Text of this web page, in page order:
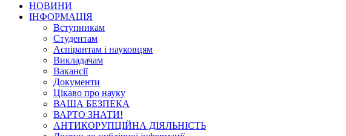
НОВИНИ
ІНФОРМАЦІЯ
Вступникам
Студентам
Аспірантам і науковцям
Викладачам
Вакансії
Документи
Цікаво про науку
ВАША БЕЗПЕКА
ВАРТО ЗНАТИ!
АНТИКОРУПЦІЙНА ДІЯЛЬНІСТЬ